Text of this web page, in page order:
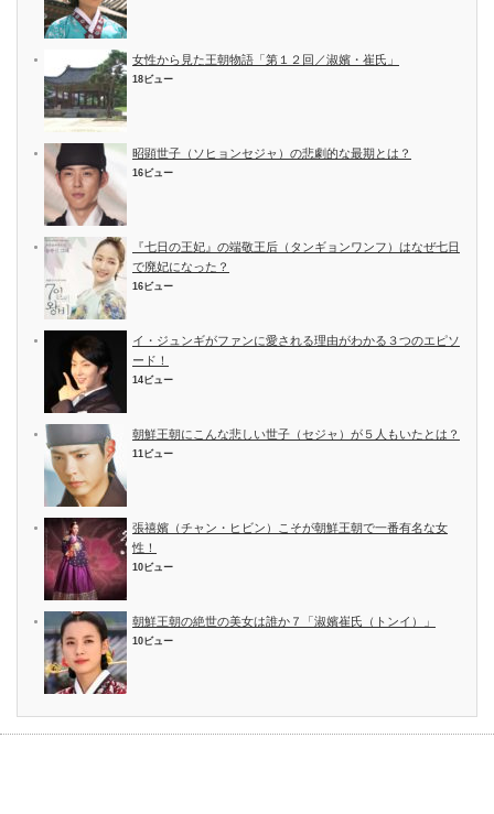
女性から見た王朝物語「第１２回／淑嬪・崔氏」
18ビュー
昭顕世子（ソヒョンセジャ）の悲劇的な最期とは？
16ビュー
『七日の王妃』の端敬王后（タンギョンワンフ）はなぜ七日
で廃妃になった？
16ビュー
イ・ジュンギがファンに愛される理由がわかる３つのエピソ
ード！
14ビュー
朝鮮王朝にこんな悲しい世子（セジャ）が５人もいたとは？
11ビュー
張禧嬪（チャン・ヒビン）こそが朝鮮王朝で一番有名な女
性！
10ビュー
朝鮮王朝の絶世の美女は誰か７「淑嬪崔氏（トンイ）」
10ビュー